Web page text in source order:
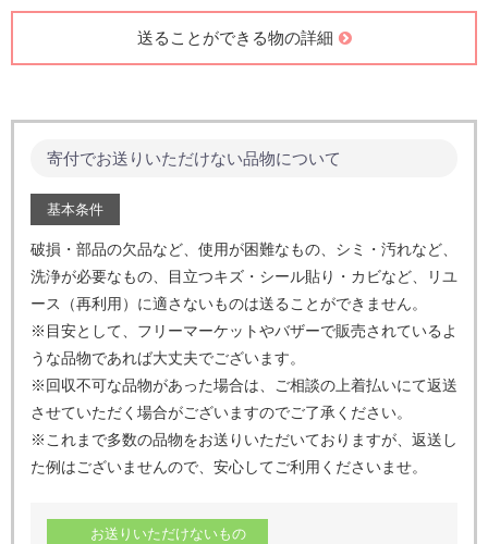
送ることができる物の詳細
寄付でお送りいただけない品物について
基本条件
破損・部品の欠品など、使用が困難なもの、シミ・汚れなど、
洗浄が必要なもの、目立つキズ・シール貼り・カビなど、
リユ
ース（再利用）に適さないものは送ることができません。
※目安として、フリーマーケットやバザーで販売されているよ
うな品物であれば大丈夫でございます。
※回収不可な品物があった場合は、ご相談の上着払いにて返送
させていただく場合がございますのでご了承ください。
※これまで多数の品物をお送りいただいておりますが、返送し
た例はございませんので、安心してご利用くださいませ。
お送りいただけないもの